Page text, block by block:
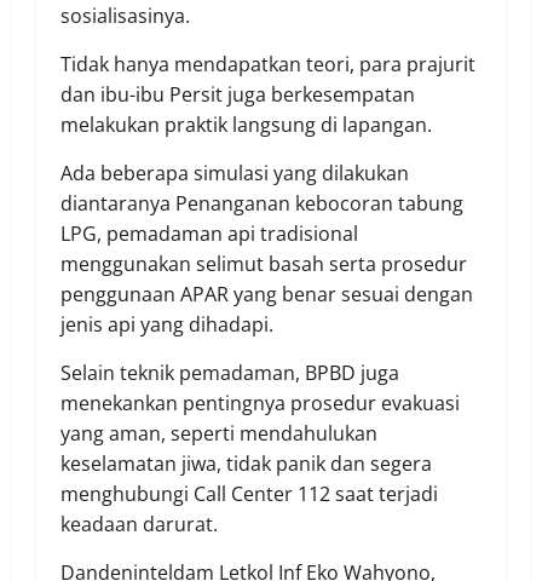
sosialisasinya.
​Tidak hanya mendapatkan teori, para prajurit
dan ibu-ibu Persit juga berkesempatan
melakukan praktik langsung di lapangan.
Ada beberapa simulasi yang dilakukan
diantaranya Penanganan kebocoran tabung
LPG, pemadaman api tradisional
menggunakan selimut basah serta prosedur
penggunaan APAR yang benar sesuai dengan
jenis api yang dihadapi.
​Selain teknik pemadaman, BPBD juga
menekankan pentingnya prosedur evakuasi
yang aman, seperti mendahulukan
keselamatan jiwa, tidak panik dan segera
menghubungi Call Center 112 saat terjadi
keadaan darurat.
​Dandeninteldam Letkol Inf Eko Wahyono,